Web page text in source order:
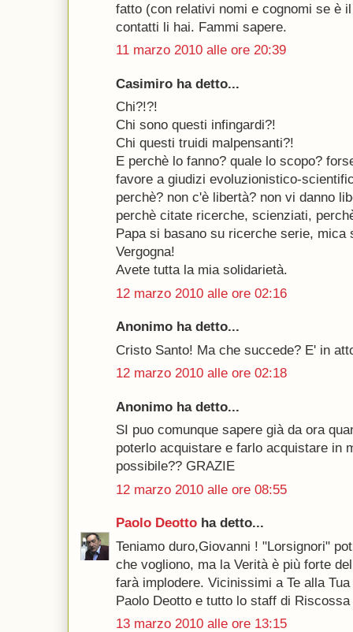
fatto (con relativi nomi e cognomi se è
contatti li hai. Fammi sapere.
11 marzo 2010 alle ore 20:39
Casimiro ha detto...
Chi?!?!
Chi sono questi infingardi?!
Chi questi truidi malpensanti?!
E perchè lo fanno? quale lo scopo?
favore a giudizi evoluzionistico-
perchè? non c'è libertà? non vi danno
perchè citate ricerche, scienziati,
Papa si basano su ricerche serie, mica
Vergogna!
Avete tutta la mia solidarietà.
12 marzo 2010 alle ore 02:16
Anonimo ha detto...
Cristo Santo! Ma che succede? E' in
12 marzo 2010 alle ore 02:18
Anonimo ha detto...
SI puo comunque sapere già da ora
poterlo acquistare e farlo acquistare in
possibile?? GRAZIE
12 marzo 2010 alle ore 08:55
Paolo Deotto ha detto...
Teniamo duro,Giovanni ! "Lorsignori"
che vogliono, ma la Verità è più forte
farà implodere. Vicinissimi a Te alla
Paolo Deotto e tutto lo staff di
13 marzo 2010 alle ore 13:15